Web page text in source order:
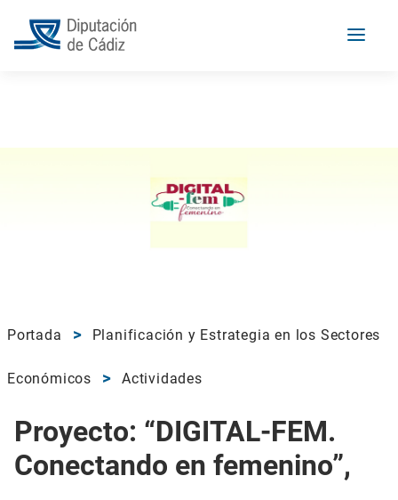
Portada Planificación y Estrategia en los Sectores
Económicos Actividades
Proyecto: “DIGITAL-FEM.
Conectando en femenino”,